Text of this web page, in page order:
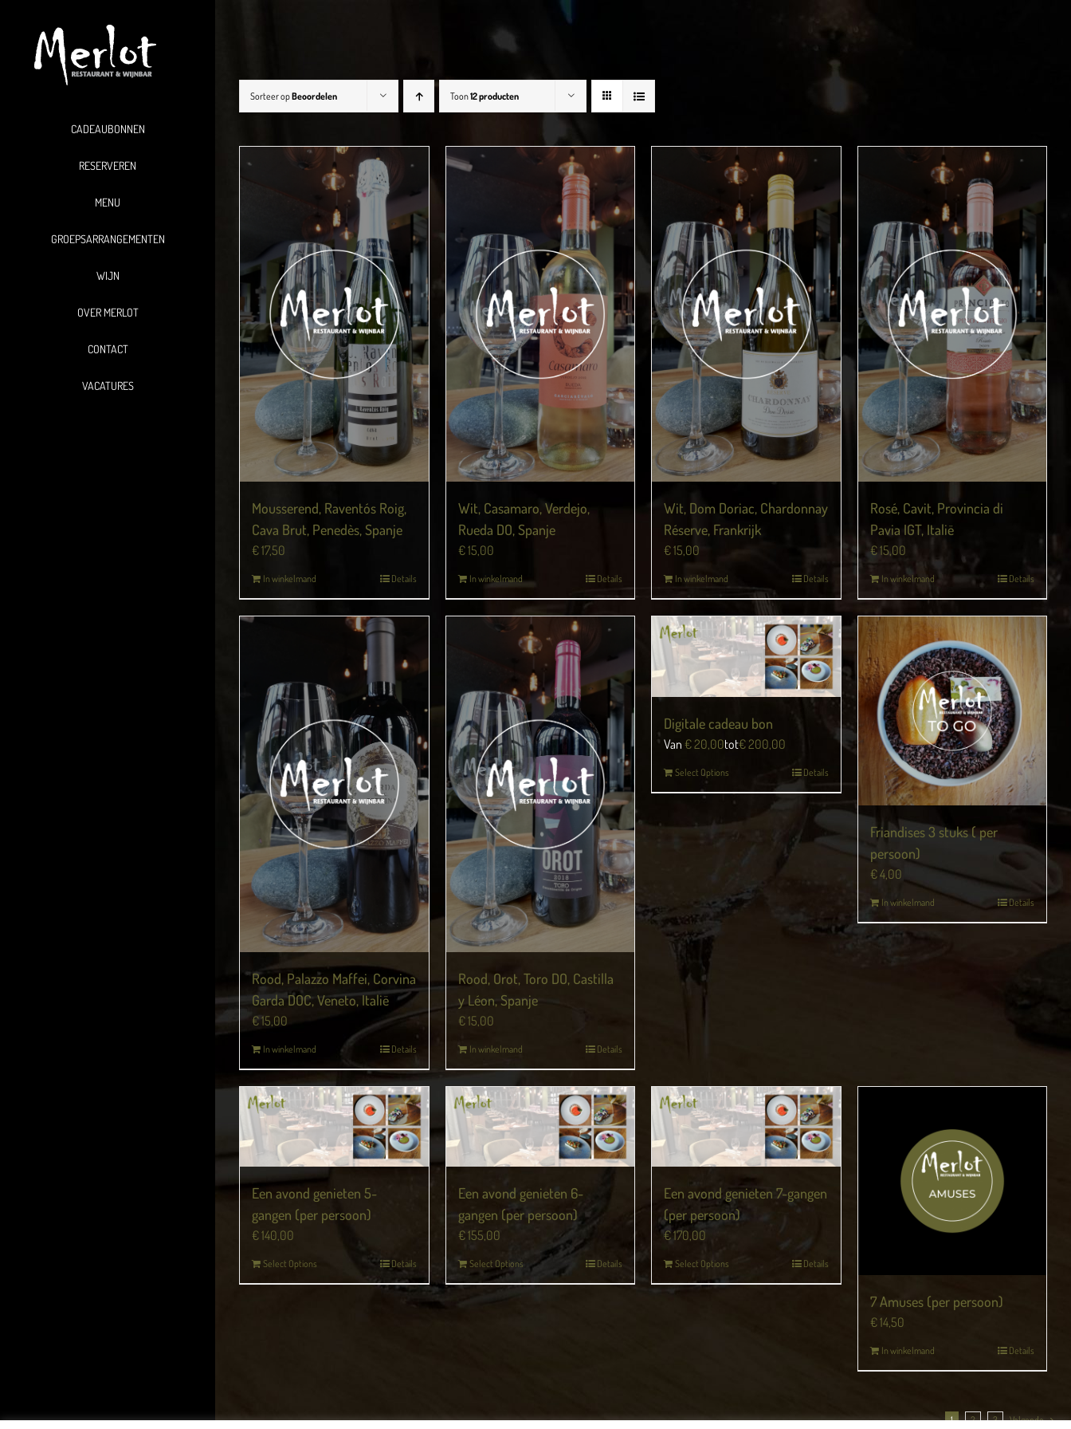
CADEAUBONNEN
RESERVEREN
MENU
GROEPSARRANGEMENTEN
WIJN
OVER MERLOT
CONTACT
VACATURES
Sorteer opBeoordelen Toon12 producten
Mousserend, Raventós Roig,
Cava Brut, Penedès, Spanje
€17,50
In winkelmand Details
Wit, Casamaro, Verdejo,
Rueda DO, Spanje
€15,00
In winkelmand Details
Wit, Dom Doriac, Chardonnay
Réserve, Frankrijk
€15,00
In winkelmand Details
Rosé, Cavit, Provincia di
Pavia IGT, Italië
€15,00
In winkelmand Details
Rood, Palazzo Maffei, Corvina
Garda DOC, Veneto, Italië
€15,00
In winkelmand Details
Rood, Orot, Toro DO, Castilla
y Léon, Spanje
€15,00
In winkelmand Details
Digitale cadeau bon
Van €20,00tot€200,00
Select Options Details
Friandises 3 stuks ( per
persoon)
€4,00
In winkelmand Details
Een avond genieten 5-
gangen (per persoon)
€140,00
Select Options Details
Een avond genieten 6-
gangen (per persoon)
€155,00
Select Options Details
Een avond genieten 7-gangen
(per persoon)
€170,00
Select Options Details
7 Amuses (per persoon)
€14,50
In winkelmand Details
1 2 3 Volgende